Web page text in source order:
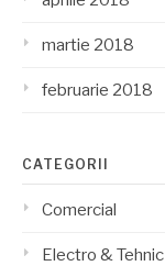
martie 2018
februarie 2018
CATEGORII
Comercial
Electro & Tehnic